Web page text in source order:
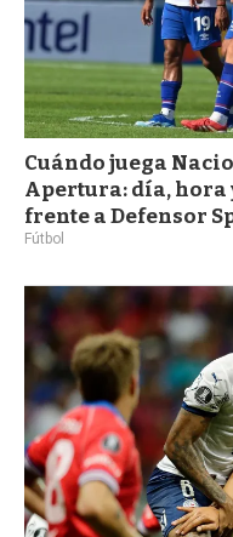
Cuándo juega
Apertura: día, hora
frente a Defensor
Fútbol